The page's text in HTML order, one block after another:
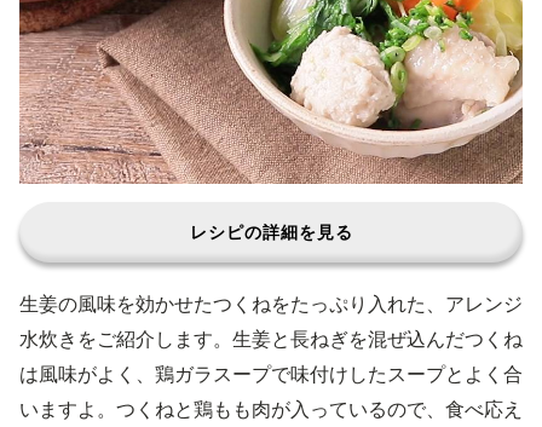
レシピの詳細を見る
生姜の風味を効かせたつくねをたっぷり入れた、アレンジ
水炊きをご紹介します。生姜と長ねぎを混ぜ込んだつくね
は風味がよく、鶏ガラスープで味付けしたスープとよく合
いますよ。つくねと鶏もも肉が入っているので、食べ応え